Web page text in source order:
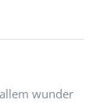
wunder